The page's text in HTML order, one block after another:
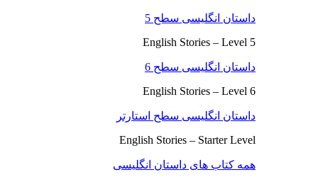
داستان انگلیسی سطح 5
English Stories – Level 5
داستان انگلیسی سطح 6
English Stories – Level 6
داستان انگلیسی سطح استارتر
English Stories – Starter Level
همه کتاب های داستان انگلیسی